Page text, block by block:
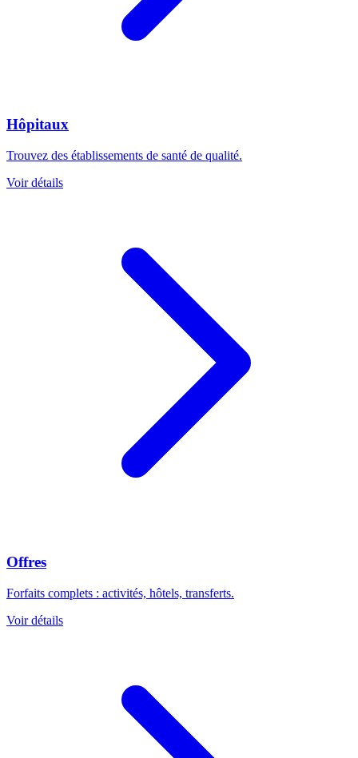
Hôpitaux
Trouvez des établissements de santé de qualité.
Voir détails
Offres
Forfaits complets : activités, hôtels, transferts.
Voir détails